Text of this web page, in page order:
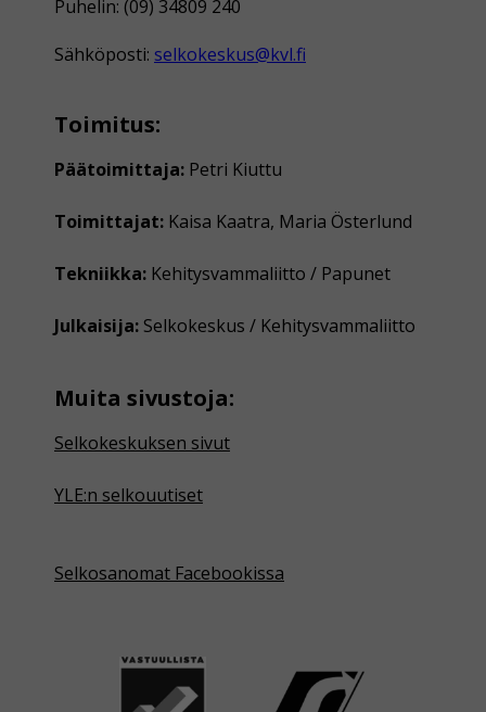
Puhelin: (09) 34809 240
Sähköposti: selkokeskus@kvl.fi
Toimitus:
Päätoimittaja: Petri Kiuttu
Toimittajat: Kaisa Kaatra, Maria Österlund
Tekniikka: Kehitysvammaliitto / Papunet
Julkaisija: Selkokeskus / Kehitysvammaliitto
Muita sivustoja:
Selkokeskuksen sivut
YLE:n selkouutiset
Selkosanomat Facebookissa